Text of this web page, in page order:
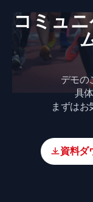
コミュ
デモの
具
まずはお
資料ダ